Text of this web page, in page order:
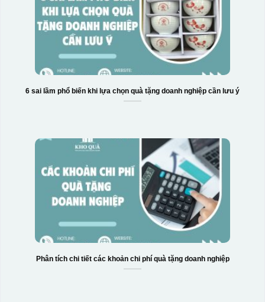
Hộp xi 2 cốc
6 sai lầm phổ biến khi lựa chọn quà tặng doanh nghiệp cần lưu ý
Phân tích chi tiết các khoản chi phí quà tặng doanh nghiệp